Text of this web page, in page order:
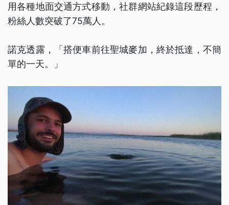
用各種地面交通方式移動，社群網站紀錄這段歷程，
粉絲人數突破了75萬人。
諾克透露，「搭便車前往聖城麥加，終於抵達，不簡
單的一天。」